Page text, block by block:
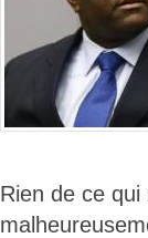
Rien de ce